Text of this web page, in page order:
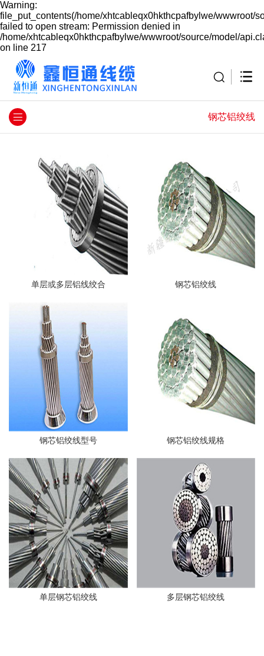
Warning:
file_put_contents(/home/xhtcableqx0hkthcpafbylwe/wwwroot/
failed to open stream: Permission denied in
/home/xhtcableqx0hkthcpafbylwe/wwwroot/source/model/
on line 217
钢芯铝绞线
单层或多层铝线绞合 钢芯铝绞线
钢芯铝绞线型号 钢芯铝绞线规格
单层钢芯铝绞线 多层钢芯铝绞线